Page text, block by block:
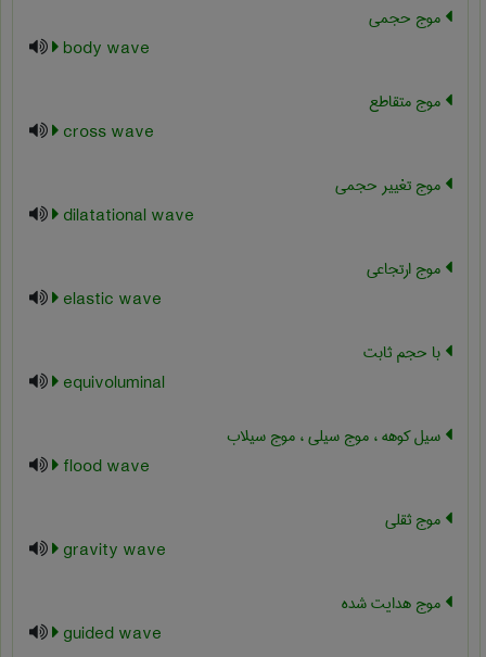
موج حجمی
body wave
موج متقاطع
cross wave
موج تغییر حجمی
dilatational wave
موج ارتجاعی
elastic wave
با حجم ثابت
equivoluminal
سیل کوهه ، موج سیلی ، موج سیلاب
flood wave
موج ثقلی
gravity wave
موج هدایت شده
guided wave